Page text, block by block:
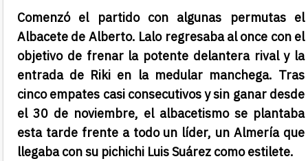
Comenzó el partido con algunas permutas el
Albacete de Alberto. Lalo regresaba al once con el
objetivo de frenar la potente delantera rival y la
entrada de Riki en la medular manchega. Tras
cinco empates casi consecutivos y sin ganar desde
el 30 de noviembre, el albacetismo se plantaba
esta tarde frente a todo un líder, un Almería que
llegaba con su pichichi Luis Suárez como estilete.